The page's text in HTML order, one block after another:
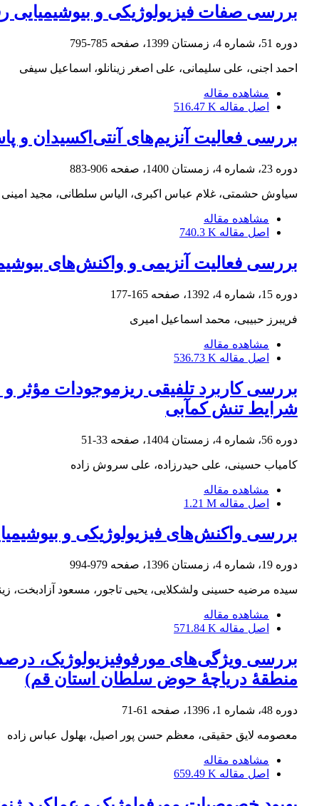
بررسی صفات فیزیولوژیکی و
دوره 51، شماره 4، زمستان 1399، صفحه 785-795
احمد اجنی، علی سلیمانی، علی اصغر زینانلو، اسماعیل سیفی
مشاهده مقاله
اصل مقاله 516.47 K
بررسی فعالیت آنزیم‌های آنتی‌اکسیدان و
دوره 23، شماره 4، زمستان 1400، صفحه 906-883
سیاوش حشمتی، غلام عباس اکبری، الیاس سلطانی، مجید امینی
مشاهده مقاله
اصل مقاله 740.3 K
بررسی فعالیت آنزیمی و واکنش‌های
دوره 15، شماره 4، 1392، صفحه 165-177
فریبرز حبیبی، محمد اسماعیل امیری
مشاهده مقاله
اصل مقاله 536.73 K
بررسی کاربرد تلفیقی ریزموجودات مؤثر
شرایط تنش کم‏آبی
دوره 56، شماره 4، زمستان 1404، صفحه 33-51
کامیاب حسینی، علی حیدرزاده، علی سروش زاده
مشاهده مقاله
اصل مقاله 1.21 M
بررسی واکنش‌های فیزیولوژیکی و
دوره 19، شماره 4، زمستان 1396، صفحه 979-994
سیده مرضیه حسینی ولشکلایی، یحیی تاجور، مسعود آزادبخت،
مشاهده مقاله
اصل مقاله 571.84 K
بررسی ویژگی‌های مورفوفیزیولوژیک،
منطقۀ دریاچۀ حوض سلطان استان قم)
دوره 48، شماره 1، 1396، صفحه 61-71
معصومه لایق حقیقی، معظم حسن پور اصیل، بهلول عباس زاده
مشاهده مقاله
اصل مقاله 659.49 K